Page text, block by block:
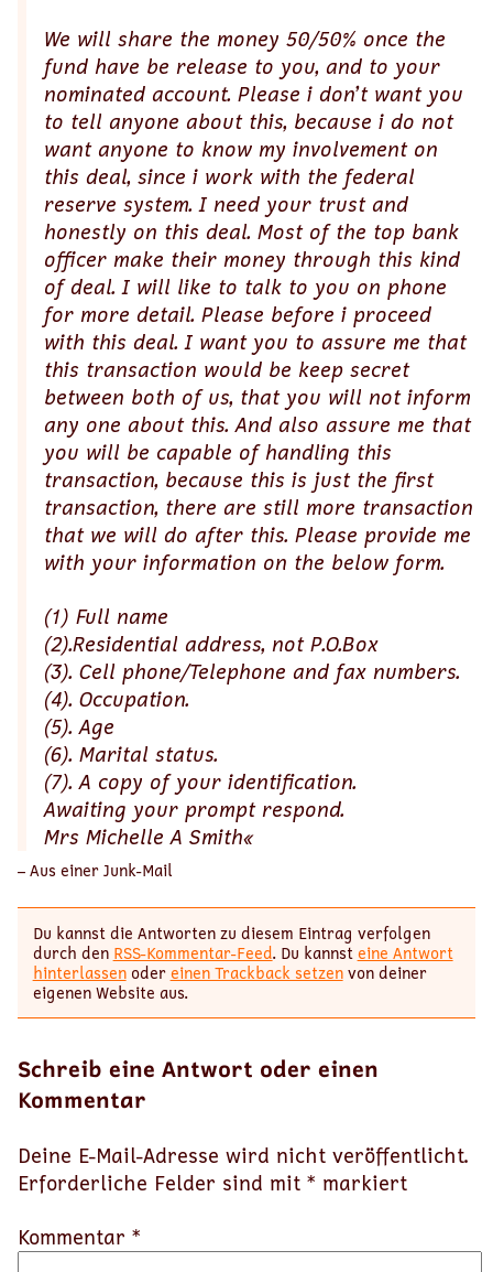
We will share the money 50/50% once the
fund have be release to you, and to your
nominated account. Please i don’t want you
to tell anyone about this, because i do not
want anyone to know my involvement on
this deal, since i work with the federal
reserve system. I need your trust and
honestly on this deal. Most of the top bank
officer make their money through this kind
of deal. I will like to talk to you on phone
for more detail. Please before i proceed
with this deal. I want you to assure me that
this transaction would be keep secret
between both of us, that you will not inform
any one about this. And also assure me that
you will be capable of handling this
transaction, because this is just the first
transaction, there are still more transaction
that we will do after this. Please provide me
with your information on the below form.
(1) Full name
(2).Residential address, not P.O.Box
(3). Cell phone/Telephone and fax numbers.
(4). Occupation.
(5). Age
(6). Marital status.
(7). A copy of your identification.
Awaiting your prompt respond.
Mrs Michelle A Smith«
– Aus einer Junk-Mail
Du kannst die Antworten zu diesem Eintrag verfolgen
durch den RSS-Kommentar-Feed. Du kannsteine Antwort
hinterlassenodereinen Trackback setzenvon deiner
eigenen Website aus.
Schreib eine Antwort oder einen
Kommentar
Deine E-Mail-Adresse wird nicht veröffentlicht.
Erforderliche Felder sind mit * markiert
Kommentar *